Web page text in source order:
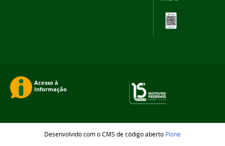
Desenvolvido com o CMS de código aberto Plone